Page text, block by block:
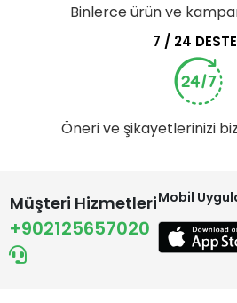
Binlerce ürün ve
7 / 24
Öneri ve şikayetlerinizi
Müşteri Hizmetleri
+902125657020
Mobil